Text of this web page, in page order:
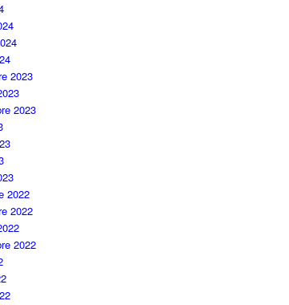
2023
2023
2022
2022
2022